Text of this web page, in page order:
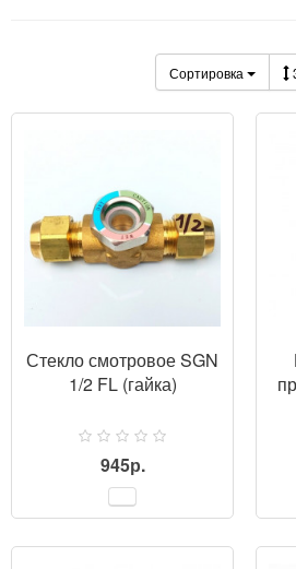
Сортировка
Стекло смотровое SGN
1/2 FL (гайка)
945р.